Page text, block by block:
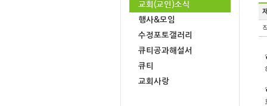
교회(교인)소식
행사&모임
수정포토갤러리
큐티공과해설서
큐티
교회사랑